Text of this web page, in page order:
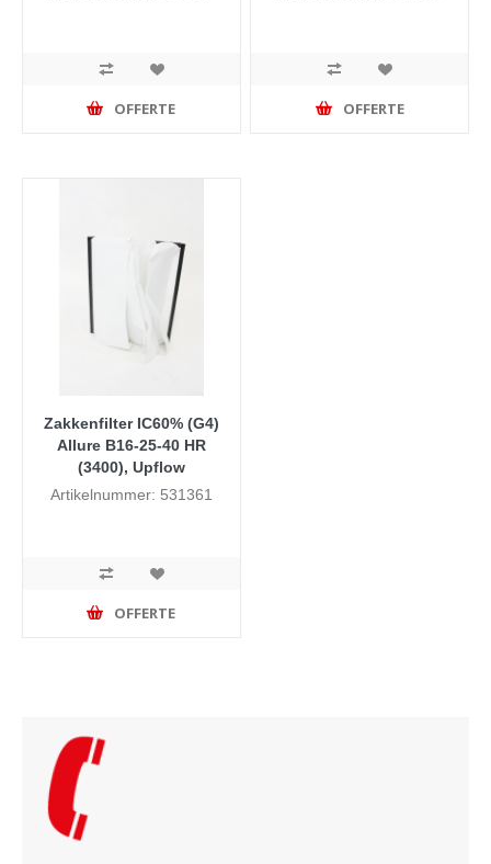
OFFERTE OFFERTE
Zakkenfilter IC60% (G4)
Allure B16-25-40 HR
(3400), Upflow
Artikelnummer: 531361
OFFERTE